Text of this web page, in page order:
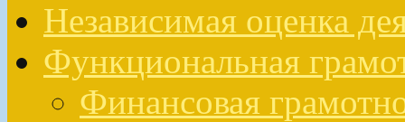
Независимая оценка
Функциональная
Финансовая